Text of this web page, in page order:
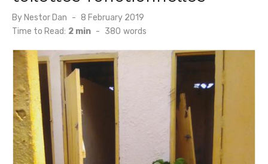
By Nestor Dan
Posted
on
8 February 2019
Time to Read: 2 min - 380 words